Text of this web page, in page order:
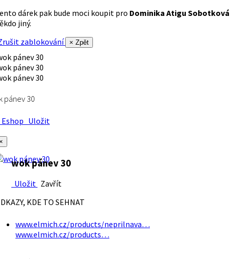
dárek pak bude moci koupit pro Dominika Atigu Sobotková
jiný.
zablokování
× Zpět
pánev 30
Uložit
wok pánev 30
Uložit Zavřít
KDE TO SEHNAT
www.elmich.cz/products/neprilnava…
www.elmich.cz/products…